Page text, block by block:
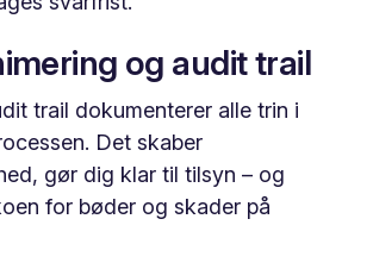
og audit trail
trail dokumenterer alle trin i
Det skaber
gør dig klar til tilsyn – og
for bøder og skader på